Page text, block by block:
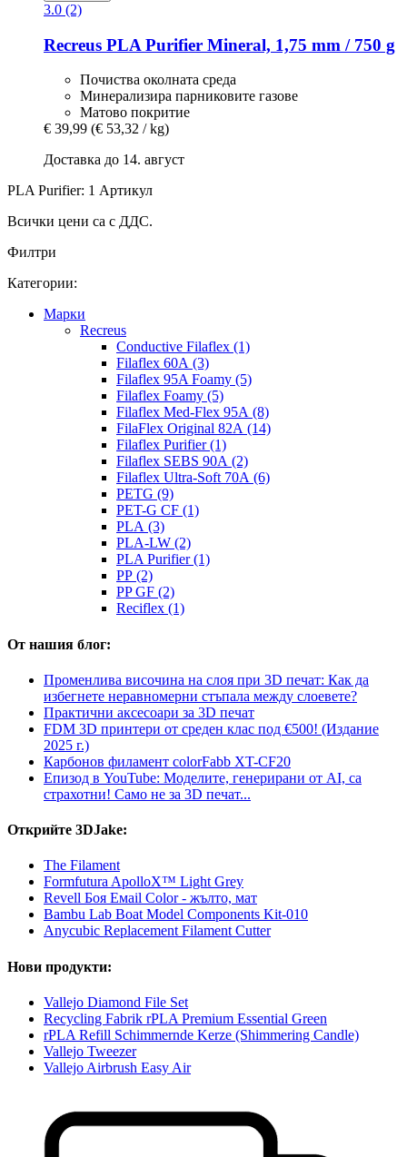
3.0 (2)
Recreus PLA Purifier Mineral, 1,75 mm / 750 g
Почиства околната среда
Минерализира парниковите газове
Матово покритие
€ 39,99 (€ 53,32 / kg)
Доставка до 14. август
PLA Purifier: 1 Артикул
Всички цени са с ДДС.
Филтри
Категории:
Mарки
Recreus
Conductive Filaflex (1)
Filaflex 60A (3)
Filaflex 95A Foamy (5)
Filaflex Foamy (5)
Filaflex Med-Flex 95A (8)
FilaFlex Original 82A (14)
Filaflex Purifier (1)
Filaflex SEBS 90A (2)
Filaflex Ultra-Soft 70A (6)
PETG (9)
PET-G CF (1)
PLA (3)
PLA-LW (2)
PLA Purifier (1)
PP (2)
PP GF (2)
Reciflex (1)
От нашия блог:
Променлива височина на слоя при 3D печат: Как да
избегнете неравномерни стъпала между слоевете?
Практични аксесоари за 3D печат
FDM 3D принтери от среден клас под €500! (Издание
2025 г.)
Карбонов филамент colorFabb XT-CF20
Епизод в YouTube: Моделите, генерирани от AI, са
страхотни! Само не за 3D печат...
Открийте 3DJake:
The Filament
Formfutura ApolloX™ Light Grey
Revell Боя Емаil Color - жълто, мат
Bambu Lab Boat Model Components Kit-010
Anycubic Replacement Filament Cutter
Нови продукти:
Vallejo Diamond File Set
Recycling Fabrik rPLA Premium Essential Green
rPLA Refill Schimmernde Kerze (Shimmering Candle)
Vallejo Tweezer
Vallejo Airbrush Easy Air